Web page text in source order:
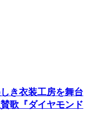
き衣装工房を舞台
歌『ダイヤモンド